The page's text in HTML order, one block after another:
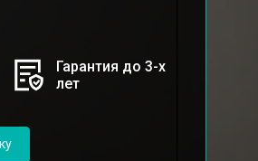
Гарантия до 3-х
лет